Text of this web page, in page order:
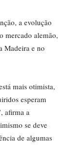
a evolução
mercado alemão,
Madeira e no
mais otimista,
esperam
afirma a
se deve
de algumas